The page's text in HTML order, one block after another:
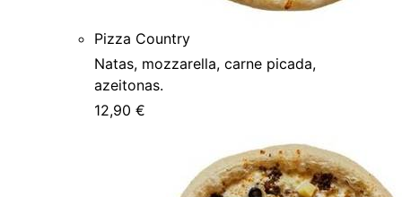
Pizza Country
Natas, mozzarella, carne picada,
azeitonas.
12,90 €